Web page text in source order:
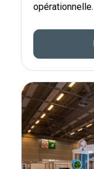
opérationnelle.